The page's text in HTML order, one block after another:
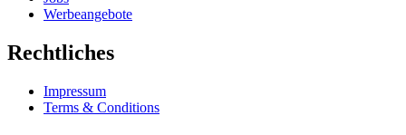
Werbeangebote
Rechtliches
Impressum
Terms & Conditions